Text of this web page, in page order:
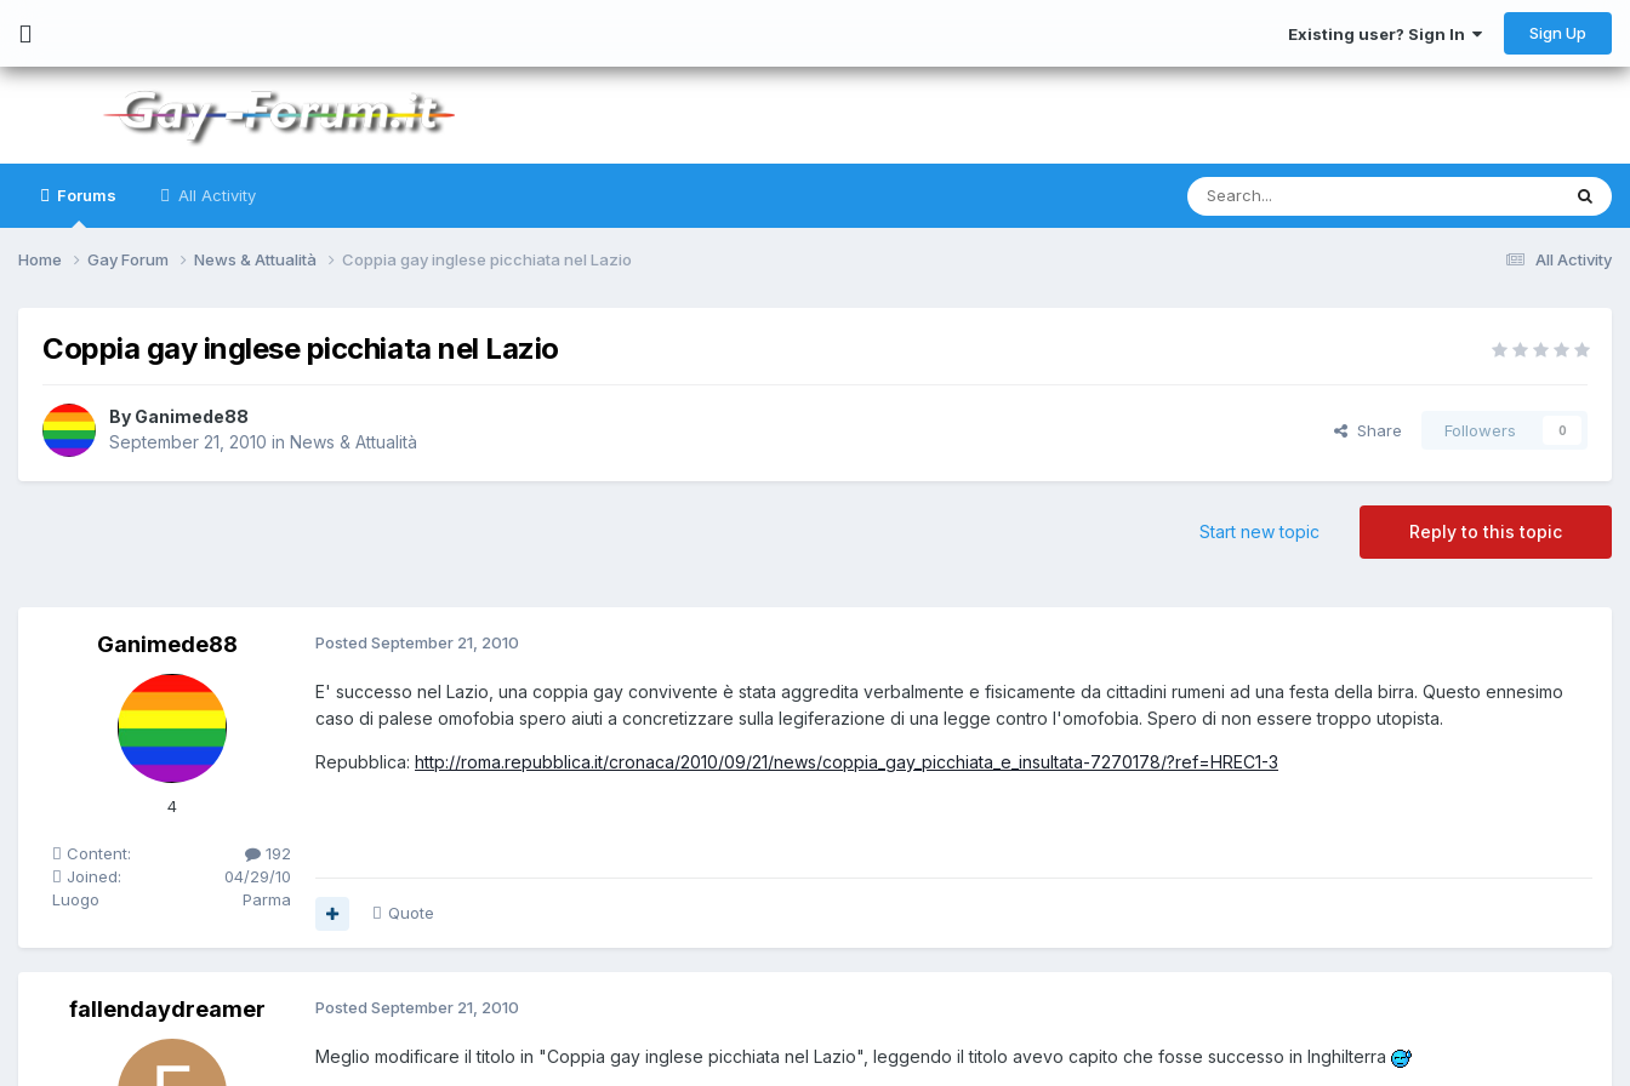
Existing user? Sign In Sign Up
Forums All Activity
All Activity
Home Gay Forum News & Attualità Coppia gay inglese picchiata nel Lazio
Coppia gay inglese picchiata nel Lazio
By Ganimede88
September 21, 2010 in News & Attualità
Share Followers 0
Reply to this topic
Start new topic
Ganimede88
4
Content:
192
Joined:
04/29/10
Luogo
Parma
Posted September 21, 2010
E' successo nel Lazio, una coppia gay convivente è stata aggredita verbalmente e fisicamente da cittadini rumeni ad una festa della birra. Questo ennesimo
caso di palese omofobia spero aiuti a concretizzare sulla legiferazione di una legge contro l'omofobia. Spero di non essere troppo utopista.
Repubblica: http://roma.repubblica.it/cronaca/2010/09/21/news/coppia_gay_picchiata_e_insultata-7270178/?ref=HREC1-3
Quote
fallendaydreamer Posted September 21, 2010
Meglio modificare il titolo in "Coppia gay inglese picchiata nel Lazio", leggendo il titolo avevo capito che fosse successo in Inghilterra